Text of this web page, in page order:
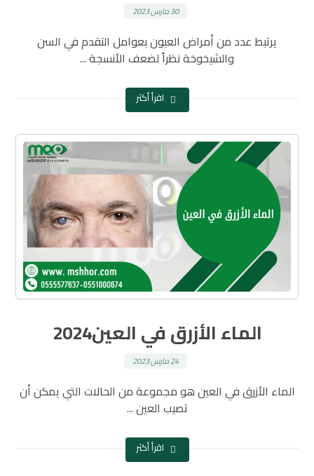
30 مارس 2023
يرتبط عدد من أمراض العيون بعوامل التقدم في السن
والشيخوخة نظراً لضعف الأنسجة ...
اقرأ أكثر
الماء الأزرق في العين2024
24 مارس 2023
الماء الأزرق في العين هو مجموعة من الحالات التي يمكن أن
تصيب العين ...
اقرأ أكثر